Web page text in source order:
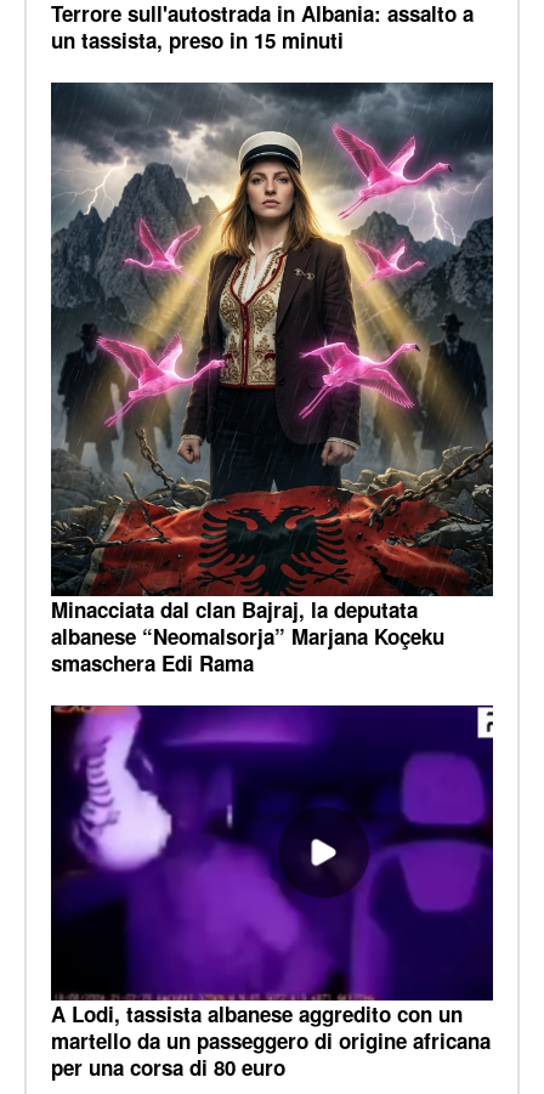
Terrore sull'autostrada in Albania: assalto a
un tassista, preso in 15 minuti
Minacciata dal clan Bajraj, la deputata
albanese “Neomalsorja” Marjana Koçeku
smaschera Edi Rama
A Lodi, tassista albanese aggredito con un
martello da un passeggero di origine africana
per una corsa di 80 euro